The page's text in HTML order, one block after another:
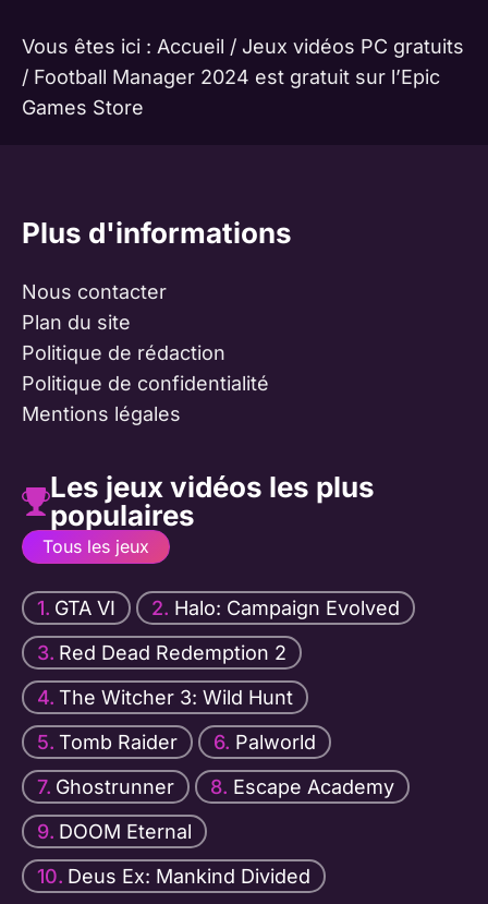
Vous êtes ici : Accueil / Jeux vidéos PC gratuits
/ Football Manager 2024 est gratuit sur l’Epic
Games Store
Plus d'informations
Nous contacter
Plan du site
Politique de rédaction
Politique de confidentialité
Mentions légales
Les jeux vidéos les plus
populaires
Tous les jeux
GTA VI
Halo: Campaign Evolved
Red Dead Redemption 2
The Witcher 3: Wild Hunt
Tomb Raider
Palworld
Ghostrunner
Escape Academy
DOOM Eternal
Deus Ex: Mankind Divided